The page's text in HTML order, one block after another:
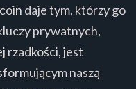
daje tym, którzy go
prywatnych,
rzadkości, jest
naszą